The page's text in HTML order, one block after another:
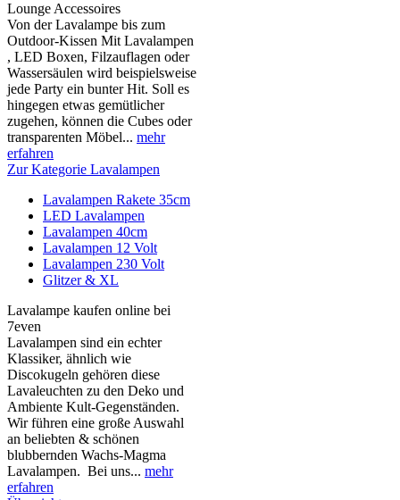
Lounge Accessoires
Von der Lavalampe bis zum
Outdoor-Kissen Mit Lavalampen
, LED Boxen, Filzauflagen oder
Wassersäulen wird beispielsweise
jede Party ein bunter Hit. Soll es
hingegen etwas gemütlicher
zugehen, können die Cubes oder
transparenten Möbel... mehr
erfahren
Zur Kategorie Lavalampen
Lavalampen Rakete 35cm
LED Lavalampen
Lavalampen 40cm
Lavalampen 12 Volt
Lavalampen 230 Volt
Glitzer & XL
Lavalampe kaufen online bei
7even
Lavalampen sind ein echter
Klassiker, ähnlich wie
Discokugeln gehören diese
Lavaleuchten zu den Deko und
Ambiente Kult-Gegenständen.
Wir führen eine große Auswahl
an beliebten & schönen
blubbernden Wachs-Magma
Lavalampen. Bei uns... mehr
erfahren